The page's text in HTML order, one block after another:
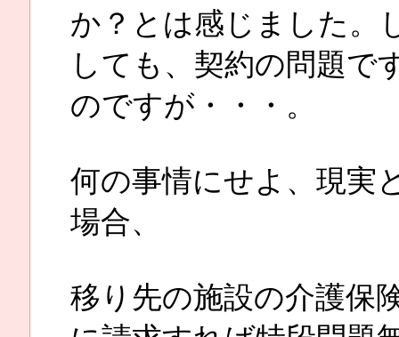
か？とは感じました。
しても、契約の問題で
のですが・・・。
何の事情にせよ、現実
場合、
移り先の施設の介護保